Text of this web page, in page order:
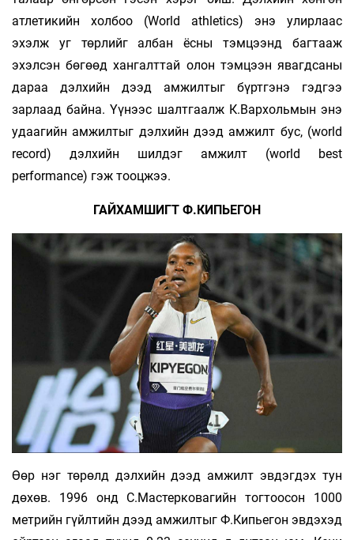
атлетикийн холбоо (World аthletics) энэ улирлаас
эхэлж уг төрлийг албан ёсны тэмцээнд багтааж
эхэлсэн бөгөөд хангалттай олон тэмцээн явагдсаны
дараа дэлхийн дээд амжилтыг бүртгэнэ гэдгээ
зарлаад байна. Үүнээс шалтгаалж К.Вархольмын энэ
удаагийн амжилтыг дэлхийн дээд амжилт бус, (world
record) дэлхийн шилдэг амжилт (world best
performance) гэж тооцжээ.
ГАЙХАМШИГТ Ф.КИПЬЕГОН
Өөр нэг төрөлд дэлхийн дээд амжилт эвдэгдэх тун
дөхөв. 1996 онд С.Мастерковагийн тогтоосон 1000
метрийн гүйлтийн дээд амжилтыг Ф.Кипьегон эвдэхэд